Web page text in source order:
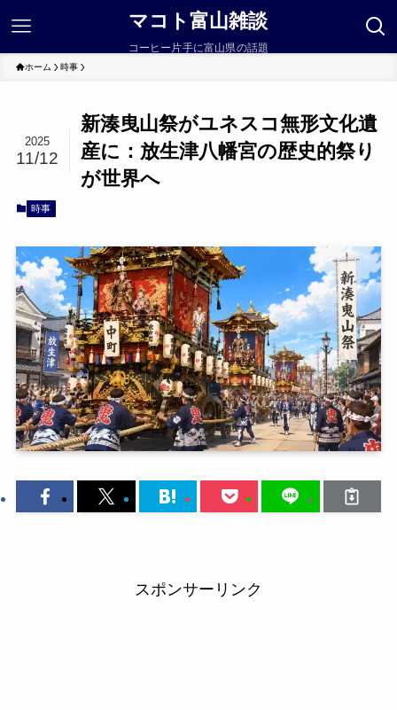
マコト富山雑談
コーヒー片手に富山県の話題
ホーム 時事
新湊曳山祭がユネスコ無形文化遺
産に：放生津八幡宮の歴史的祭り
が世界へ
2025
11/12
時事
スポンサーリンク